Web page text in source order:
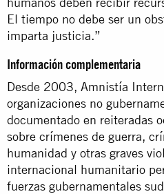
El tiempo no debe ser un
imparta justicia.”
Información complementaria
Desde 2003, Amnistía
organizaciones no
documentado en reiteradas
sobre crímenes de guerra,
humanidad y otras graves
internacional humanitario
fuerzas gubernamentales